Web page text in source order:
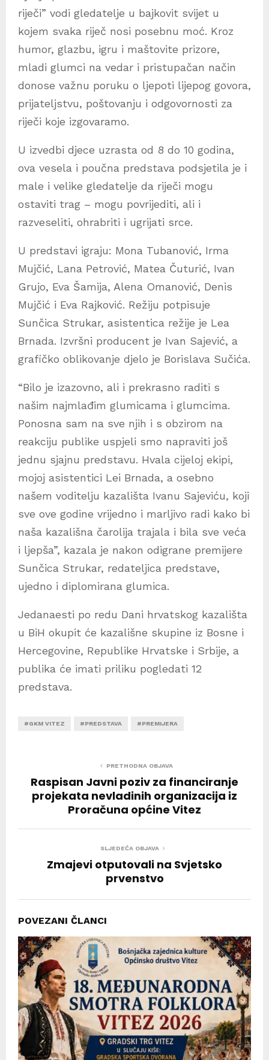
riječi” vodi gledatelje u bajkovit svijet u
kojem svaka riječ nosi posebnu moć. Kroz
humor, glazbu, igru i maštovite prizore,
mladi glumci na vedar i pristupačan način
donose važnu poruku o ljepoti lijepog govora,
prijateljstvu, poštovanju i odgovornosti za
riječi koje izgovaramo.
U izvedbi djece uzrasta od 8 do 10 godina,
ova vesela i poučna predstava podsjetila je i
male i velike gledatelje da riječi mogu
ostaviti trag – mogu povrijediti, ali i
razveseliti, ohrabriti i ugrijati srce.
U predstavi igraju: Mona Tubanović, Irma
Mujčić, Lana Petrović, Matea Čuturić, Ivan
Grujo, Eva Šamija, Alena Omanović, Denis
Mujčić i Eva Rajković. Režiju potpisuje
Sunčica Strukar, asistentica režije je Lea
Brnada. Izvršni producent je Ivan Sajević, a
grafičko oblikovanje djelo je Borislava Sučića.
“Bilo je izazovno, ali i prekrasno raditi s
našim najmlađim glumicama i glumcima.
Ponosna sam na sve njih i s obzirom na
reakciju publike uspjeli smo napraviti još
jednu sjajnu predstavu. Hvala cijeloj ekipi,
mojoj asistentici Lei Brnada, a osebno
našem voditelju kazališta Ivanu Sajeviću, koji
sve ove godine vrijedno i marljivo radi kako bi
naša kazališna čarolija trajala i bila sve veća
i ljepša”, kazala je nakon odigrane premijere
Sunčica Strukar, redateljica predstave,
ujedno i diplomirana glumica.
Jedanaesti po redu Dani hrvatskog kazališta
u BiH okupit će kazališne skupine iz Bosne i
Hercegovine, Republike Hrvatske i Srbije, a
publika će imati priliku pogledati 12
predstava.
#GKM VITEZ #PREDSTAVA #PREMIJERA
PRETHODNA OBJAVA
Raspisan Javni poziv za financiranje
projekata nevladinih organizacija iz
Proračuna općine Vitez
SLJEDEĆA OBJAVA
Zmajevi otputovali na Svjetsko
prvenstvo
POVEZANI ČLANCI